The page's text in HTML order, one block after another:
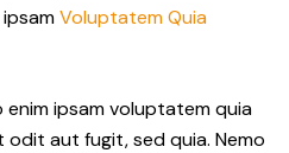
Voluptatem Quia
ipsam voluptatem quia
aut fugit, sed quia. Nemo